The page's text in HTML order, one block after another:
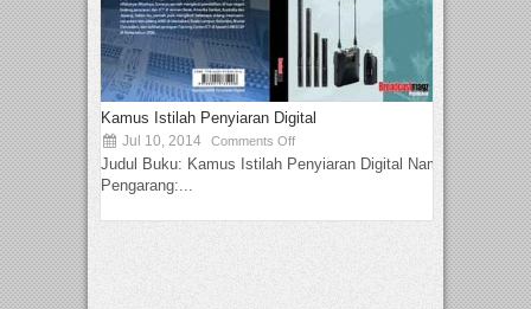
Kamus Istilah Penyiaran Digital
Jul 10, 2014 Comments Off
Judul Buku: Kamus Istilah Penyiaran Digital Nama
Pengarang:...